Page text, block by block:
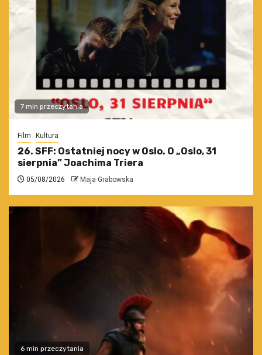
7 min przeczytania
Film Kultura
26. SFF: Ostatniej nocy w Oslo. O „Oslo, 31
sierpnia” Joachima Triera
05/08/2026 Maja Grabowska
6 min przeczytania